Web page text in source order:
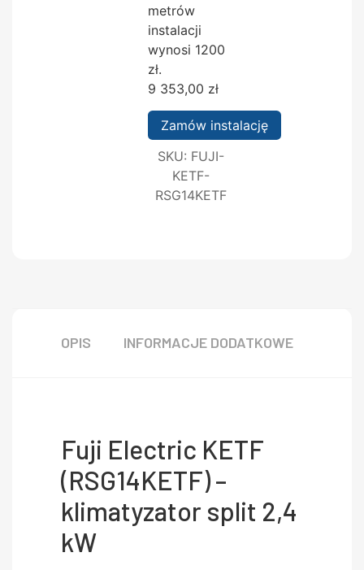
metrów
instalacji
wynosi 1200
zł.
9 353,00 zł
Zamów instalację
SKU: FUJI-
KETF-
RSG14KETF
OPIS INFORMACJE DODATKOWE
Fuji Electric KETF
(RSG14KETF) –
klimatyzator split 2,4
kW